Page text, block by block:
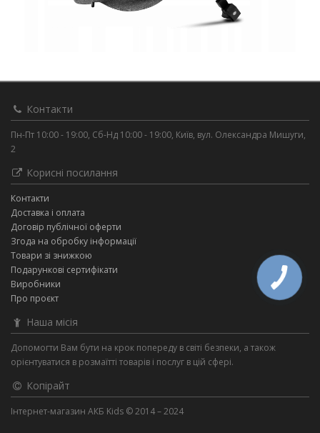
Контакти
Пн-Пт 10:00 - 19:00, Сб-Нд 10:00 - 19:00, Київ, вул. Олександра Мишуги,
2
Корисні посилання
Контакти
Доставка і оплата
Договір публічної оферти
Згода на обробку інформації
Товари зі знижкою
Подарункові сертифікати
Виробники
Про проєкт
Наша місія
Допомогти Вам бути на крок попереду в світі безпеки, а також
орієнтуватися в розмаїтті товарів і послуг в цій сфері.
Копірайт
Інтернет-магазин АКБ Kids © 2014 – 2024